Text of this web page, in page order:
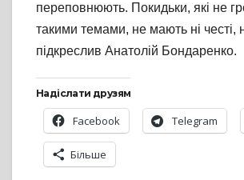
переповнюють. Покидьки, які не
такими темами, не мають ні честі,
підкреслив Анатолій Бондаренко.
Надіслати друзям
Facebook Telegram
Більше